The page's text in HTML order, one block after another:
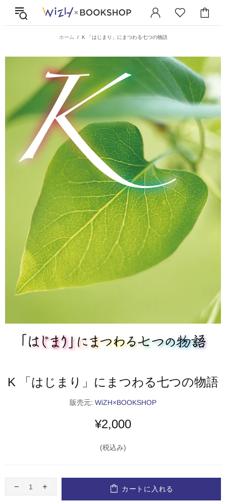
ホーム K 「はじまり」にまつわる七つの物語
K 「はじまり」にまつわる七つの物語
販売元: WiZH×BOOKSHOP
¥2,000
(税込み)
カートに入れる